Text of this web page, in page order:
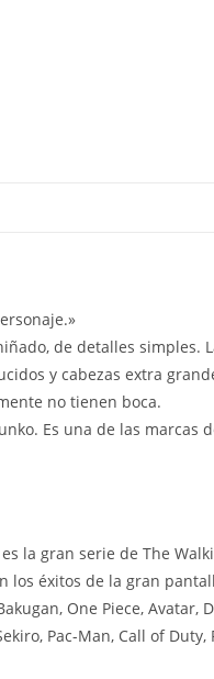
de detalles simples.
y cabezas extra
no tienen boca.
Es una de las marcas
la gran serie de The
los éxitos de la gran
One Piece, Avatar,
Pac-Man, Call of Duty,